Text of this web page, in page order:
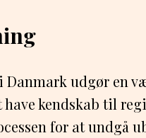
udgør en
kendskab til
for at undgå